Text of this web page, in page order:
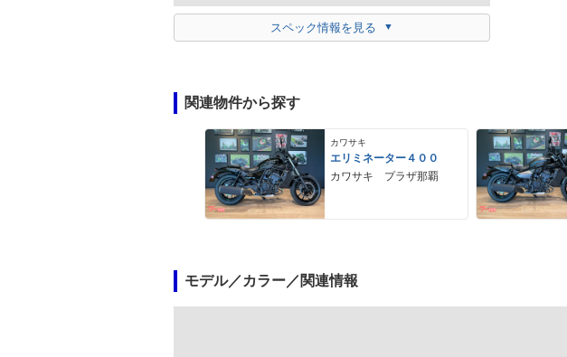
スペック情報を見る
関連物件から探す
カワサキ
エリミネーター４００
カワサキ プラザ那覇
モデル／カラー／関連情報